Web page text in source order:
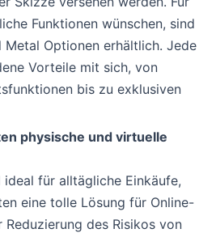
Funktionen wünschen, sind
Metal Optionen erhältlich. Jede
Vorteile mit sich, von
bis zu exklusiven
physische und virtuelle
ideal für alltägliche Einkäufe,
eine tolle Lösung für Online-
des Risikos von